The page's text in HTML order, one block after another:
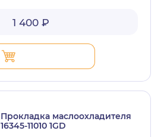
1 400 ₽
Прокладка маслоохладителя
16345-11010 1GD